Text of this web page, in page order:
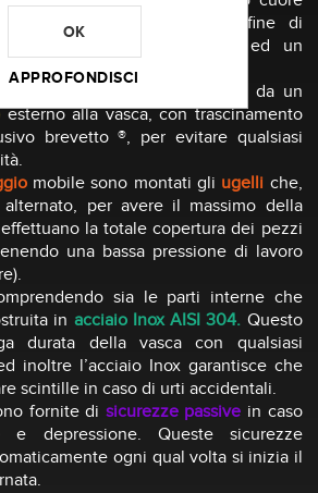
dall’area di lavoro al fine di
di isolamento acustico ed un
spazi.
barre di lavaggio è garantito da un
esterno alla vasca, con trascinamento
brevetto ®, per evitare qualsiasi
mobile sono montati gli ugelli che,
per avere il massimo della
la totale copertura dei pezzi
una bassa pressione di lavoro
sia le parti interne che
in acciaio Inox AISI 304. Questo
durata della vasca con qualsiasi
inoltre l’acciaio Inox garantisce che
scintille in caso di urti accidentali.
fornite di sicurezze passive in caso
e depressione. Queste sicurezze
ogni qual volta si inizia il
OK
APPROFONDISCI